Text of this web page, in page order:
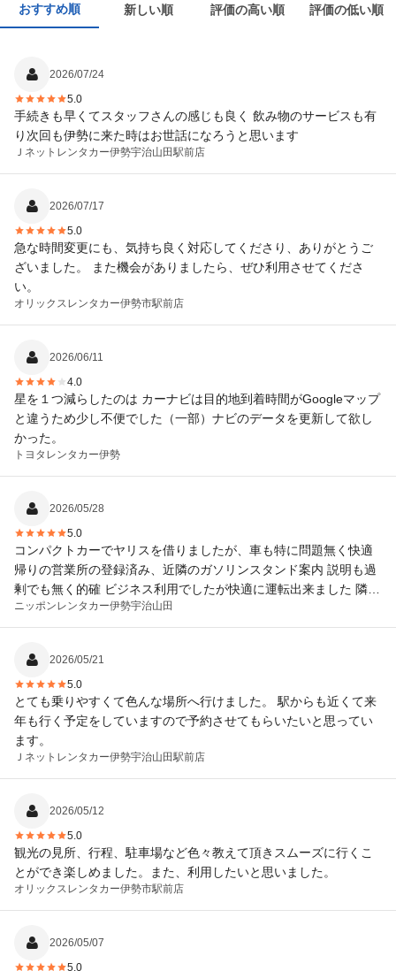
おすすめ順 新しい順 評価の高い順 評価の低い順
2026/07/24
5.0
手続きも早くてスタッフさんの感じも良く 飲み物のサービスも有
り次回も伊勢に来た時はお世話になろうと思います
Ｊネットレンタカー伊勢宇治山田駅前店
2026/07/17
5.0
急な時間変更にも、気持ち良く対応してくださり、ありがとうご
ざいました。 また機会がありましたら、ぜひ利用させてくださ
い。
オリックスレンタカー伊勢市駅前店
2026/06/11
4.0
星を１つ減らしたのは カーナビは目的地到着時間がGoogleマップ
と違うため少し不便でした（一部）ナビのデータを更新して欲し
かった。
トヨタレンタカー伊勢
2026/05/28
5.0
コンパクトカーでヤリスを借りましたが、車も特に問題無く快適
帰りの営業所の登録済み、近隣のガソリンスタンド案内 説明も過
剰でも無く的確 ビジネス利用でしたが快適に運転出来ました 隣り
に伊勢うどん屋さんがあるのは最高ですね^_^
ニッポンレンタカー伊勢宇治山田
2026/05/21
5.0
とても乗りやすくて色んな場所へ行けました。 駅からも近くて来
年も行く予定をしていますので予約させてもらいたいと思ってい
ます。
Ｊネットレンタカー伊勢宇治山田駅前店
2026/05/12
5.0
観光の見所、行程、駐車場など色々教えて頂きスムーズに行くこ
とができ楽しめました。また、利用したいと思いました。
オリックスレンタカー伊勢市駅前店
2026/05/07
5.0